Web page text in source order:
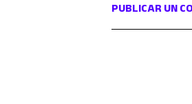
PUBLICAR UN